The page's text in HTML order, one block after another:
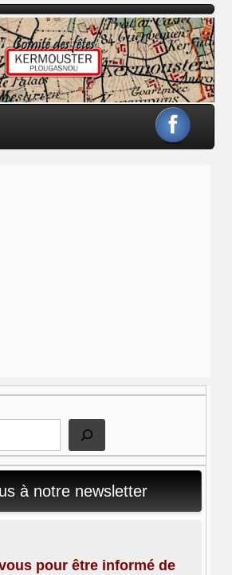
à notre newsletter
pour être informé de